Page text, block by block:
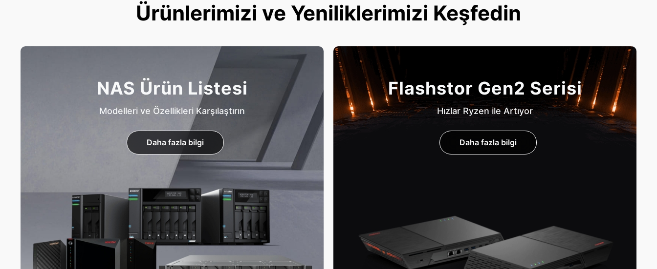
Ürünlerimizi ve Yeniliklerimizi Keşfedin
NAS Ürün Listesi
Modelleri ve Özellikleri Karşılaştırın
Daha fazla bilgi
Flashstor Gen2 Serisi
Hızlar Ryzen ile Artıyor
Daha fazla bilgi